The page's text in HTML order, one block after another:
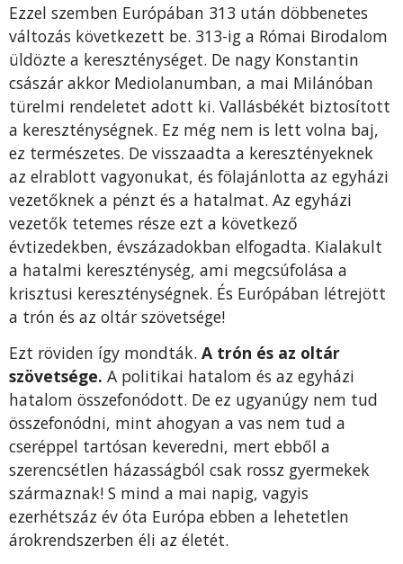
Ezzel szemben Európában 313 után döbbenetes
változás következett be. 313-ig a Római Birodalom
üldözte a kereszténységet. De nagy Konstantin
császár akkor Mediolanumban, a mai Milánóban
türelmi rendeletet adott ki. Vallásbékét biztosított
a kereszténységnek. Ez még nem is lett volna baj,
ez természetes. De visszaadta a keresztényeknek
az elrablott vagyonukat, és fölajánlotta az egyházi
vezetőknek a pénzt és a hatalmat. Az egyházi
vezetők tetemes része ezt a következő
évtizedekben, évszázadokban elfogadta. Kialakult
a hatalmi kereszténység, ami megcsúfolása a
krisztusi kereszténységnek. És Európában létrejött
a trón és az oltár szövetsége!
Ezt röviden így mondták. A trón és az oltár
szövetsége. A politikai hatalom és az egyházi
hatalom összefonódott. De ez ugyanúgy nem tud
összefonódni, mint ahogyan a vas nem tud a
cseréppel tartósan keveredni, mert ebből a
szerencsétlen házasságból csak rossz gyermekek
származnak! S mind a mai napig, vagyis
ezerhétszáz év óta Európa ebben a lehetetlen
árokrendszerben éli az életét.